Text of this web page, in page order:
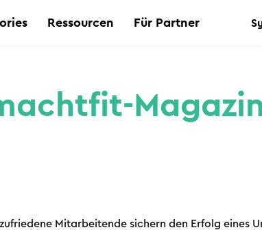
Ressourcen Für Partner
Magazin
Mitarbeitende sichern den Erfolg eines